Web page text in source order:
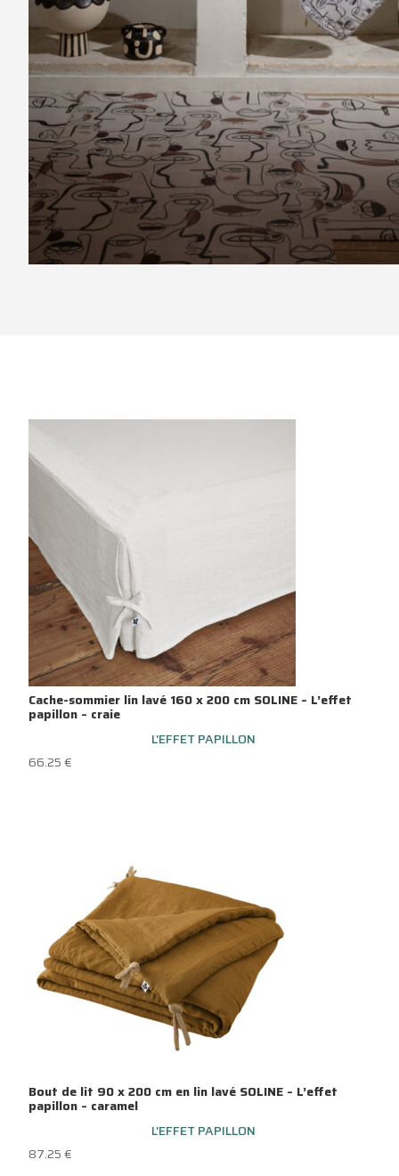
Cache-sommier lin lavé 160 x 200 cm SOLINE – L’effet
papillon – craie
L'EFFET PAPILLON
66.25€
Bout de lit 90 x 200 cm en lin lavé SOLINE – L’effet
papillon – caramel
L'EFFET PAPILLON
87.25€